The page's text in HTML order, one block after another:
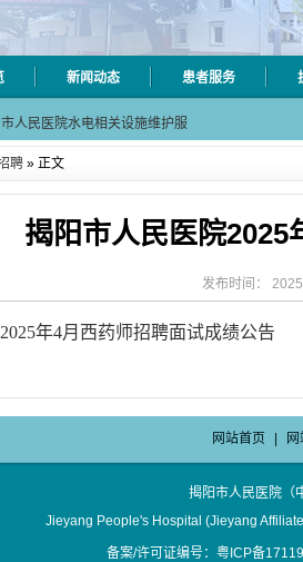
新闻动态 患者服务
人民医院采集自动对焦相机市
人民医院水电相关设施维护服
力！妇儿分论坛精彩收官
聚合力 | 运动健康分论坛助
市人民医院水电相关设施维护服
聚合力 | 运动健康分论坛助
聘 » 正文
揭阳市人民医院2025
发布时间：
年4月西药师招聘面试成绩公告
网站首页
揭阳市人民医院
Jieyang People's Hospital (Jieyang
备案/许可证编号：粤ICP备